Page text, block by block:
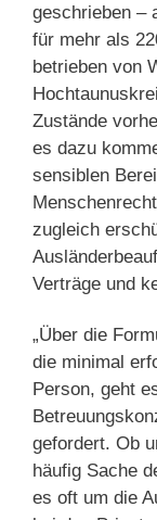
geschrieben –
für mehr als
betrieben von
Zustände
es dazu
sensiblen
zugleich
Verträge und
„Über die
die minimal
Person, geht
gefordert. Ob
häufig Sache
es oft um die